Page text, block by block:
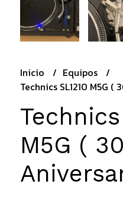
Inicio
Equipos
Technics SL1210 M5G
Technics
M5G ( 30